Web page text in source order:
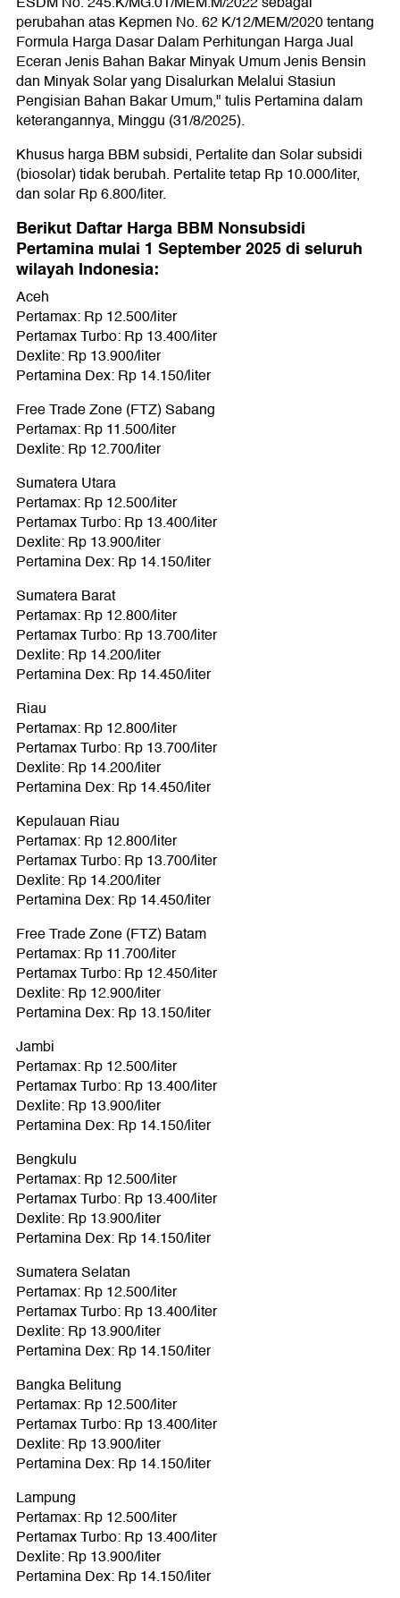
perubahan atas Kepmen No. 62 K/12/MEM/2020 tentang
Formula Harga Dasar Dalam Perhitungan Harga Jual
Eceran Jenis Bahan Bakar Minyak Umum Jenis Bensin
dan Minyak Solar yang Disalurkan Melalui Stasiun
Pengisian Bahan Bakar Umum," tulis Pertamina dalam
keterangannya, Minggu (31/8/2025).
Khusus harga BBM subsidi, Pertalite dan Solar subsidi
(biosolar) tidak berubah. Pertalite tetap Rp 10.000/liter,
dan solar Rp 6.800/liter.
Berikut Daftar Harga BBM Nonsubsidi
Pertamina mulai 1 September 2025 di seluruh
wilayah Indonesia:
Aceh
Pertamax: Rp 12.500/liter
Pertamax Turbo: Rp 13.400/liter
Dexlite: Rp 13.900/liter
Pertamina Dex: Rp 14.150/liter
Free Trade Zone (FTZ) Sabang
Pertamax: Rp 11.500/liter
Dexlite: Rp 12.700/liter
Sumatera Utara
Pertamax: Rp 12.500/liter
Pertamax Turbo: Rp 13.400/liter
Dexlite: Rp 13.900/liter
Pertamina Dex: Rp 14.150/liter
Sumatera Barat
Pertamax: Rp 12.800/liter
Pertamax Turbo: Rp 13.700/liter
Dexlite: Rp 14.200/liter
Pertamina Dex: Rp 14.450/liter
Riau
Pertamax: Rp 12.800/liter
Pertamax Turbo: Rp 13.700/liter
Dexlite: Rp 14.200/liter
Pertamina Dex: Rp 14.450/liter
Kepulauan Riau
Pertamax: Rp 12.800/liter
Pertamax Turbo: Rp 13.700/liter
Dexlite: Rp 14.200/liter
Pertamina Dex: Rp 14.450/liter
Free Trade Zone (FTZ) Batam
Pertamax: Rp 11.700/liter
Pertamax Turbo: Rp 12.450/liter
Dexlite: Rp 12.900/liter
Pertamina Dex: Rp 13.150/liter
Jambi
Pertamax: Rp 12.500/liter
Pertamax Turbo: Rp 13.400/liter
Dexlite: Rp 13.900/liter
Pertamina Dex: Rp 14.150/liter
Bengkulu
Pertamax: Rp 12.500/liter
Pertamax Turbo: Rp 13.400/liter
Dexlite: Rp 13.900/liter
Pertamina Dex: Rp 14.150/liter
Sumatera Selatan
Pertamax: Rp 12.500/liter
Pertamax Turbo: Rp 13.400/liter
Dexlite: Rp 13.900/liter
Pertamina Dex: Rp 14.150/liter
Bangka Belitung
Pertamax: Rp 12.500/liter
Pertamax Turbo: Rp 13.400/liter
Dexlite: Rp 13.900/liter
Pertamina Dex: Rp 14.150/liter
Lampung
Pertamax: Rp 12.500/liter
Pertamax Turbo: Rp 13.400/liter
Dexlite: Rp 13.900/liter
Pertamina Dex: Rp 14.150/liter